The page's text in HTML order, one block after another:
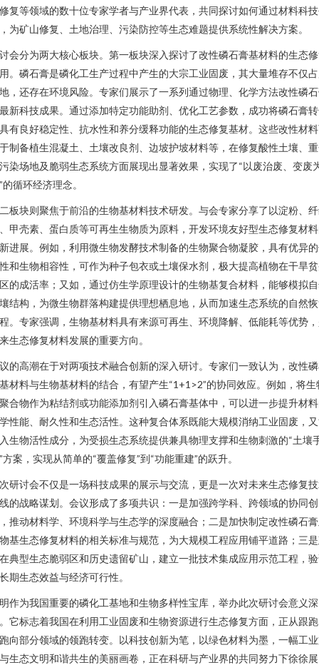
复等领域的数十位专家学者与产业界代表，共同探讨如何通过材料科
为矿山修复、土地治理、污染防控等生态难题提供系统性解决方案。
会分为两大核心板块。第一板块深入探讨了改性磷石膏基材料的生态
。磷石膏是磷化工生产过程中产生的大宗工业固废，其大量堆存不仅
，还存在环境风险。专家们展示了一系列通过物理、化学方法改性磷
新科技成果。通过添加特定功能助剂、优化工艺参数，成功将磷石膏
有良好稳定性、抗水性和养分缓释功能的生态修复基材。这些改性材
制备植生混凝土、土壤改良剂、边坡护坡材料等，在修复酸性土壤、
染场地及脆弱生态系统方面展现出显著效果，实现了“以废治废、变废
的循环经济理念。
板块则聚焦于前沿的生物基材料技术研发。与会专家分享了以淀粉、
甲壳素、蛋白质等可再生生物质为原料，开发环境友好型生态修复材
进展。例如，利用微生物发酵技术制备的生物聚合物凝胶，具有优异
和生物相容性，可作为种子包衣或土壤保水剂，极大提高植物在干旱
的成活率；又如，通过仿生学原理设计的生物基复合材料，能够模拟
结构，为微生物群落构建提供理想栖息地，从而加速生态系统的自然
。专家强调，生物基材料具有来源可再生、环境降解、低能耗等优势
生态修复材料发展的重要方向。
的高潮在于对两项技术融合创新的深入研讨。专家们一致认为，改性
材料与生物基材料的结合，有望产生“1+1>2”的协同效应。例如，将生
合物作为粘结剂或功能添加剂引入磷石膏基体中，可以进一步提升材
性能、耐久性和生态活性。这种复合体系既能大规模消纳工业固废，
生物活性成分，为受损生态系统提供兼具物理支撑和生物刺激的“土壤
方案，实现从简单的“覆盖修复”到“功能重建”的跃升。
研讨会不仅是一场科技成果的展示与交流，更是一次对未来生态修复
的战略谋划。会议形成了多项共识：一是加强跨学科、跨领域的协同创
推动材料学、环境科学与生态学的深度融合；二是加快制定改性磷石
基生态修复材料的相关标准与规范，为大规模工程应用铺平道路；三
典型生态脆弱区和历史遗留矿山，建立一批技术集成应用示范工程，
期生态效益与经济可行性。
作为我国重要的磷化工基地和生物多样性宝库，举办此次研讨会意义深
它标志着我国在利用工业固废和生物资源进行生态修复方面，正从跟
向部分领域的领跑转变。以科技创新为笔，以绿色材料为墨，一幅工
生态文明和谐共生的美丽画卷，正在科研与产业界的共同努力下徐徐展